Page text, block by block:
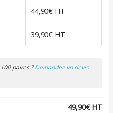
44,90€
39,90€
paires ?Demandez un devis
49,90€